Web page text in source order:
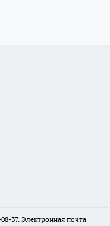
37. Электронная почта